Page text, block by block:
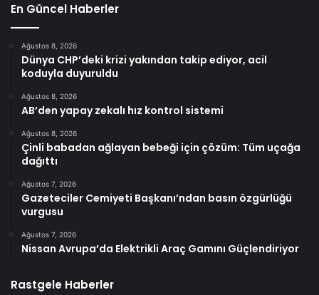
En Güncel Haberler
Ağustos 8, 2026
Dünya CHP’deki krizi yakından takip ediyor, acil
koduyla duyuruldu
Ağustos 8, 2026
AB’den yapay zekalı hız kontrol sistemi
Ağustos 8, 2026
Çinli babadan ağlayan bebeği için çözüm: Tüm uçağa
dağıttı
Ağustos 7, 2026
Gazeteciler Cemiyeti Başkanı’ndan basın özgürlüğü
vurgusu
Ağustos 7, 2026
Nissan Avrupa’da Elektrikli Araç Gamını Güçlendiriyor
Rastgele Haberler